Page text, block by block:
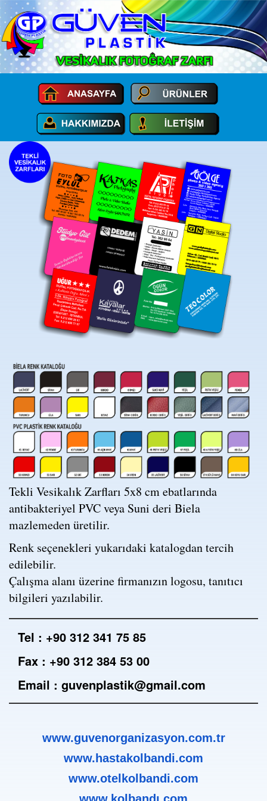
Tekli Vesikalık Zarfları 5x8 cm ebatlarında
antibakteriyel PVC veya Suni deri Biela
mazlemeden üretilir.
Renk seçenekleri yukarıdaki katalogdan tercih
edilebilir.
Çalışma alanı üzerine firmanızın logosu, tanıtıcı
bilgileri yazılabilir.
Tel : +90 312 341 75 85
Fax : +90 312 384 53 00
Email : guvenplastik@gmail.com
www.guvenorganizasyon.com.tr
www.hastakolbandi.com
www.otelkolbandi.com